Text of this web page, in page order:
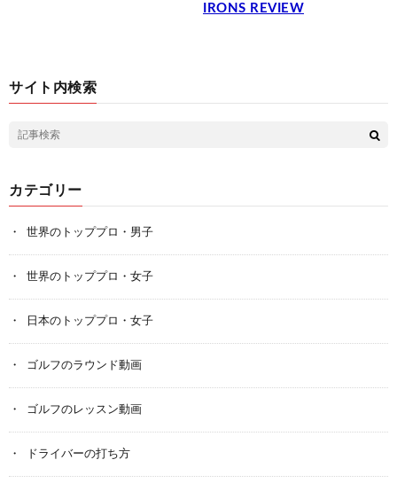
IRONS REVIEW
サイト内検索
カテゴリー
世界のトッププロ・男子
世界のトッププロ・女子
日本のトッププロ・女子
ゴルフのラウンド動画
ゴルフのレッスン動画
ドライバーの打ち方